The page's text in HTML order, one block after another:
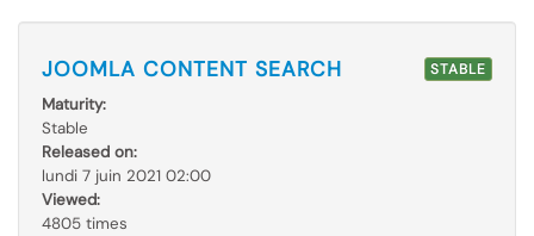
STABLE
JOOMLA CONTENT SEARCH
Maturity:
Stable
Released on:
lundi 7 juin 2021 02:00
Viewed:
4805 times